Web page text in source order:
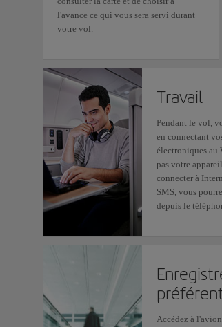
l'avance ce qui vous sera servi durant
votre vol.
Travail
Pendant le vol,
en connectant
électroniques au
pas votre
connecter à
SMS, vous
depuis le
Accédez à